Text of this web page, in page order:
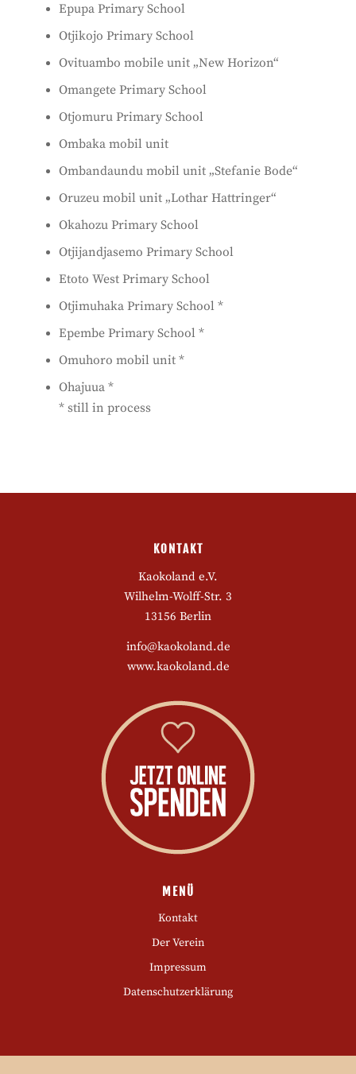
Epupa Primary School
Otjikojo Primary School
Ovituambo mobile unit „New Horizon“
Omangete Primary School
Otjomuru Primary School
Ombaka mobil unit
Ombandaundu mobil unit „Stefanie Bode“
Oruzeu mobil unit „Lothar Hattringer“
Okahozu Primary School
Otjijandjasemo Primary School
Etoto West Primary School
Otjimuhaka Primary School *
Epembe Primary School *
Omuhoro mobil unit *
Ohajuua *
* still in process
KONTAKT
Kaokoland e.V.
Wilhelm-Wolff-Str. 3
13156 Berlin
info@kaokoland.de
www.kaokoland.de
MENÜ
Kontakt
Der Verein
Impressum
Datenschutzerklärung